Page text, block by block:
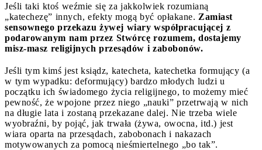
Jeśli taki ktoś weźmie się za jakkolwiek rozumianą
„katechezę” innych, efekty mogą być opłakane. Zamiast
sensownego przekazu żywej wiary współpracującej z
podarowanym nam przez Stwórcę rozumem, dostajemy
misz-masz religijnych przesądów i zabobonów.
Jeśli tym kimś jest ksiądz, katecheta, katechetka formujący (a
w tym wypadku: deformujący) bardzo młodych ludzi u
początku ich świadomego życia religijnego, to możemy mieć
pewność, że wpojone przez niego „nauki” przetrwają w nich
na długie lata i zostaną przekazane dalej. Nie trzeba wiele
wyobraźni, by pojąć, jak trwała (żywa, owocna, itd.) jest
wiara oparta na przesądach, zabobonach i nakazach
motywowanych za pomocą nieśmiertelnego „bo tak”.